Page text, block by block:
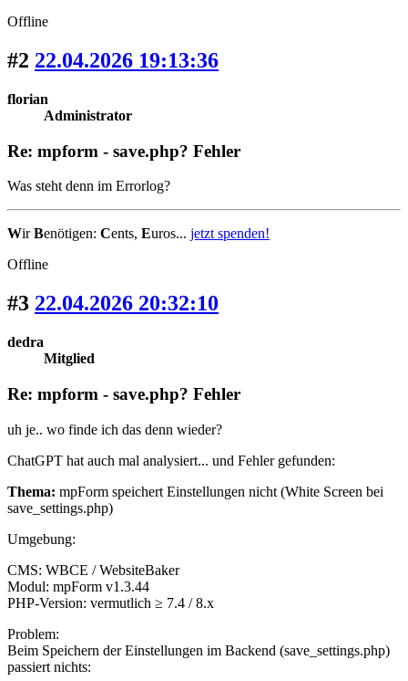
Offline
#2 22.04.2026 19:13:36
florian
Administrator
Re: mpform - save.php? Fehler
Was steht denn im Errorlog?
WirBenötigen: Cents, Euros... jetzt spenden!
Offline
#3 22.04.2026 20:32:10
dedra
Mitglied
Re: mpform - save.php? Fehler
uh je.. wo finde ich das denn wieder?
ChatGPT hat auch mal analysiert... und Fehler gefunden:
Thema: mpForm speichert Einstellungen nicht (White Screen bei
save_settings.php)
Umgebung:
CMS: WBCE / WebsiteBaker
Modul: mpForm v1.3.44
PHP-Version: vermutlich ≥ 7.4 / 8.x
Problem:
Beim Speichern der Einstellungen im Backend (save_settings.php)
passiert nichts: